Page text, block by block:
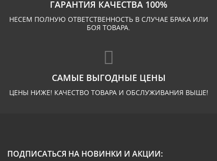
ГАРАНТИЯ КАЧЕСТВА 100%
НЕСЕМ ПОЛНУЮ ОТВЕТСТВЕННОСТЬ В СЛУЧАЕ БРАКА ИЛИ
БОЯ ТОВАРА.
САМЫЕ ВЫГОДНЫЕ ЦЕНЫ
ЦЕНЫ НИЖЕ! КАЧЕСТВО ТОВАРА И ОБСЛУЖИВАНИЯ ВЫШЕ!
ПОДПИСАТЬСЯ НА НОВИНКИ И АКЦИИ: